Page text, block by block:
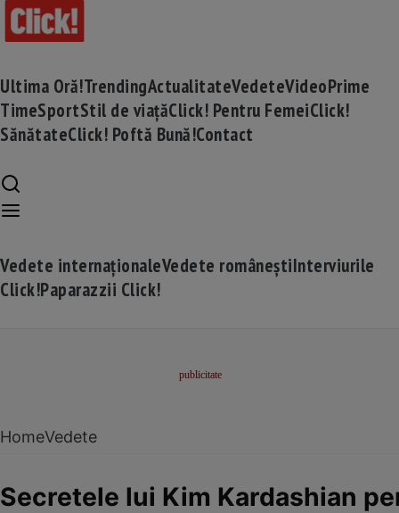
Ultima Oră!TrendingActualitateVedeteVideoPrime
TimeSportStil de viațăClick! Pentru FemeiClick!
SănătateClick! Poftă Bună!Contact
Vedete internaționaleVedete româneștiInterviurile
Click!Paparazzii Click!
HomeVedete
Secretele lui Kim Kardashian